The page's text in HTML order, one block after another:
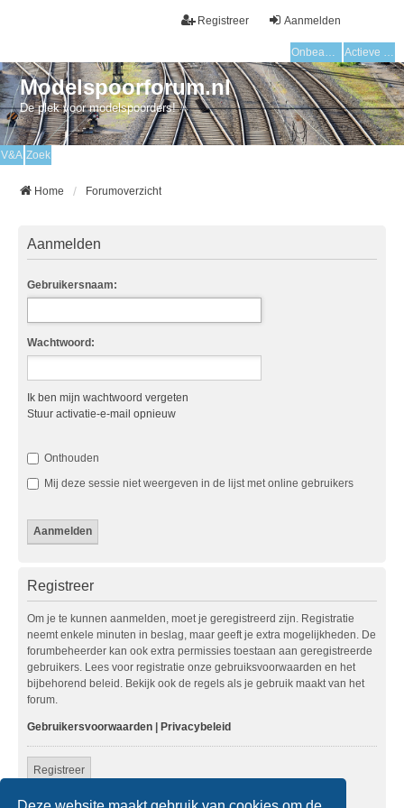
Aanmelden
Registreer
Onbeantwoorde onderwerpen Actieve onderwerpen
Modelspoorforum.nl
De plek voor modelspoorders!
V&A Zoek
Home Forumoverzicht
Aanmelden
Gebruikersnaam:
Wachtwoord:
Ik ben mijn wachtwoord vergeten
Stuur activatie-e-mail opnieuw
Onthouden
Mij deze sessie niet weergeven in de lijst met online gebruikers
Registreer
Om je te kunnen aanmelden, moet je geregistreerd zijn. Registratie
neemt enkele minuten in beslag, maar geeft je extra mogelijkheden. De
forumbeheerder kan ook extra permissies toestaan aan geregistreerde
gebruikers. Lees voor registratie onze gebruiksvoorwaarden en het
bijbehorend beleid. Bekijk ook de regels als je gebruik maakt van het
forum.
Gebruikersvoorwaarden | Privacybeleid
Registreer